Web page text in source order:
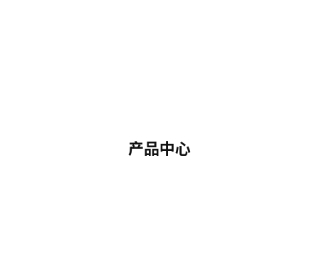
产品中心